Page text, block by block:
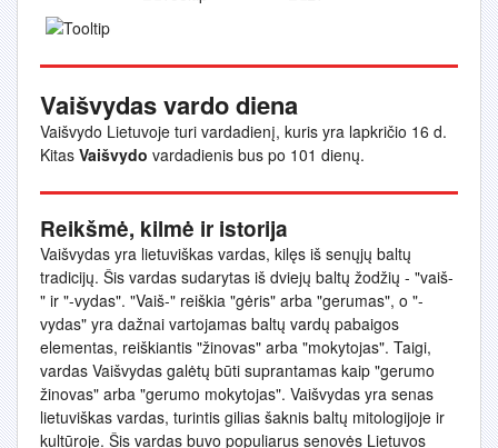
Vaišvydas vardo diena
Vaišvydo Lietuvoje turi vardadienį, kuris yra lapkričio 16 d.
Kitas Vaišvydo vardadienis bus po 101 dienų.
Reikšmė, kilmė ir istorija
Vaišvydas yra lietuviškas vardas, kilęs iš senųjų baltų
tradicijų. Šis vardas sudarytas iš dviejų baltų žodžių - "vaiš-
" ir "-vydas". "Vaiš-" reiškia "gėris" arba "gerumas", o "-
vydas" yra dažnai vartojamas baltų vardų pabaigos
elementas, reiškiantis "žinovas" arba "mokytojas". Taigi,
vardas Vaišvydas galėtų būti suprantamas kaip "gerumo
žinovas" arba "gerumo mokytojas". Vaišvydas yra senas
lietuviškas vardas, turintis gilias šaknis baltų mitologijoje ir
kultūroje. Šis vardas buvo populiarus senovės Lietuvos